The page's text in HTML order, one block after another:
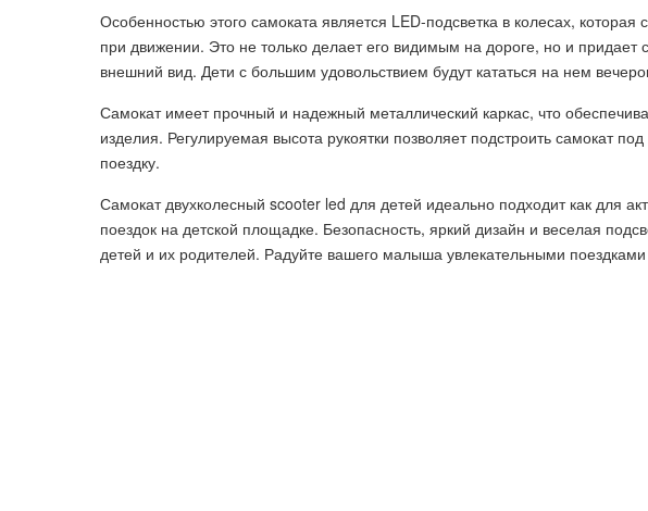
Особенностью этого самоката является LED-подсветка в колесах,
при движении. Это не только делает его видимым на дороге, но и придает
внешний вид. Дети с большим удовольствием будут кататься на нем
Самокат имеет прочный и надежный металлический каркас, что
изделия. Регулируемая высота рукоятки позволяет подстроить самокат
поездку.
Самокат двухколесный scooter led для детей идеально подходит как для
поездок на детской площадке. Безопасность, яркий дизайн и веселая
детей и их родителей. Радуйте вашего малыша увлекательными